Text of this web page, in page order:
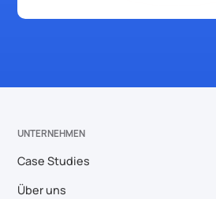
UNTERNEHMEN
Case Studies
Über uns